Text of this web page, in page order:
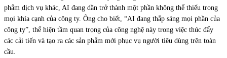
phẩm dịch vụ khác, AI đang dần trở thành một phần không thể thiếu trong
mọi khía cạnh của công ty. Ông cho biết, “AI đang thắp sáng mọi phần của
công ty”, thể hiện tầm quan trọng của công nghệ này trong việc thúc đẩy
các cải tiến và tạo ra các sản phẩm mới phục vụ người tiêu dùng trên toàn
cầu.